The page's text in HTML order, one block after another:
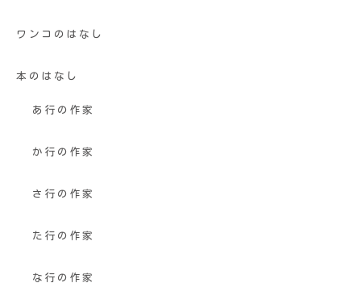
ワンコのはなし
本のはなし
あ行の作家
か行の作家
さ行の作家
た行の作家
な行の作家